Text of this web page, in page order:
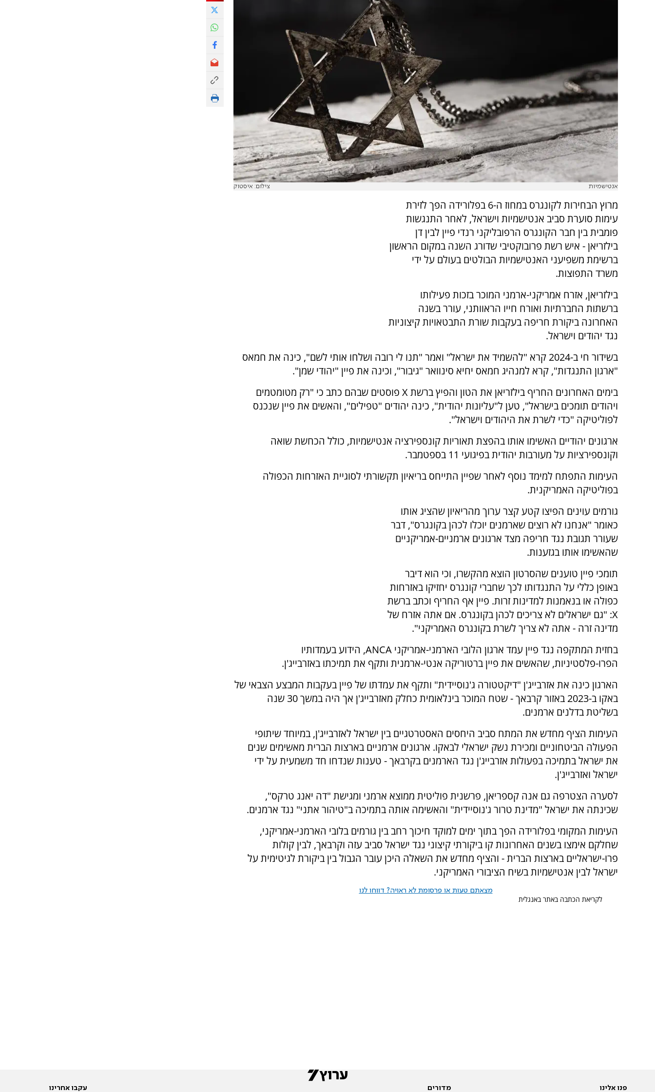
אנטישמיות צילום: איסטוק
מרוץ הבחירות לקונגרס במחוז ה-6 בפלורידה הפך לזירת
עימות סוערת סביב אנטישמיות וישראל, לאחר התנגשות
פומבית בין חבר הקונגרס הרפובליקני רנדי פיין לבין דן
בילזריאן - איש רשת פרובוקטיבי שדורג השנה במקום הראשון
ברשימת משפיעני האנטישמיות הבולטים בעולם על ידי
משרד התפוצות.
בילזריאן, אזרח אמריקני-ארמני המוכר בזכות פעילותו
ברשתות החברתיות ואורח חייו הראוותני, עורר בשנה
האחרונה ביקורת חריפה בעקבות שורת התבטאויות קיצוניות
נגד יהודים וישראל.
בשידור חי ב-2024 קרא "להשמיד את ישראל" ואמר "תנו לי רובה ושלחו אותי לשם", כינה את חמאס
"ארגון התנגדות", קרא למנהיג חמאס יחיא סינוואר "גיבור", וכינה את פיין "יהודי שמן".
בימים האחרונים החריף בילזריאן את הטון והפיץ ברשת X פוסטים שבהם כתב כי "רק מטומטמים
ויהודים תומכים בישראל", טען ל"עליונות יהודית", כינה יהודים "טפילים", והאשים את פיין שנכנס
לפוליטיקה "כדי לשרת את היהודים וישראל".
ארגונים יהודיים האשימו אותו בהפצת תאוריות קונספירציה אנטישמיות, כולל הכחשת שואה
וקונספירציות על מעורבות יהודית בפיגועי 11 בספטמבר.
העימות התפתח למימד נוסף לאחר שפיין התייחס בריאיון תקשורתי לסוגיית האזרחות הכפולה
בפוליטיקה האמריקנית.
גורמים עוינים הפיצו קטע קצר ערוך מהריאיון שהציג אותו
כאומר "אנחנו לא רוצים שארמנים יוכלו לכהן בקונגרס", דבר
שעורר תגובת נגד חריפה מצד ארגונים ארמניים-אמריקניים
שהאשימו אותו בגזענות.
תומכי פיין טוענים שהסרטון הוצא מהקשרו, וכי הוא דיבר
באופן כללי על התנגדותו לכך שחברי קונגרס יחזיקו באזרחות
כפולה או בנאמנות למדינות זרות. פיין אף החריף וכתב ברשת
X: "גם ישראלים לא צריכים לכהן בקונגרס. אם אתה אזרח של
מדינה זרה - אתה לא צריך לשרת בקונגרס האמריקני".
בחזית המתקפה נגד פיין עמד ארגון הלובי הארמני-אמריקני ANCA, הידוע בעמדותיו
הפרו-פלסטיניות, שהאשים את פיין ברטוריקה אנטי-ארמנית ותקף את תמיכתו באזרבייג'ן.
הארגון כינה את אזרבייג'ן "דיקטטורה ג'נוסיידית" ותקף את עמדתו של פיין בעקבות המבצע הצבאי של
באקו ב-2023 באזור קרבאך - שטח המוכר בינלאומית כחלק מאזרבייג'ן אך היה במשך 30 שנה
בשליטת בדלנים ארמנים.
העימות הציף מחדש את המתח סביב היחסים האסטרטגיים בין ישראל לאזרבייג'ן, במיוחד שיתופי
הפעולה הביטחוניים ומכירת נשק ישראלי לבאקו. ארגונים ארמניים בארצות הברית מאשימים שנים
את ישראל בתמיכה בפעולות אזרבייג'ן נגד הארמנים בקרבאך - טענות שנדחו חד משמעית על ידי
ישראל ואזרבייג'ן.
לסערה הצטרפה גם אנה קספריאן, פרשנית פוליטית ממוצא ארמני ומגישת "דה יאנג טרקס",
שכינתה את ישראל "מדינת טרור ג'נוסיידית" והאשימה אותה בתמיכה ב"טיהור אתני" נגד ארמנים.
העימות המקומי בפלורידה הפך בתוך ימים למוקד חיכוך רחב בין גורמים בלובי הארמני-אמריקני,
שחלקם אימצו בשנים האחרונות קו ביקורתי קיצוני נגד ישראל סביב עזה וקרבאך, לבין קולות
פרו-ישראליים בארצות הברית - והציף מחדש את השאלה היכן עובר הגבול בין ביקורת לגיטימית על
ישראל לבין אנטישמיות בשיח הציבורי האמריקני.
מצאתם טעות או פרסומת לא ראויה? דווחו לנו
לקריאת הכתבה באתר באנגלית
פנו אלינו מדורים עקבו אחרינו